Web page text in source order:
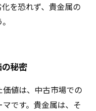
を恐れず、貴金属の
秘密
値は、中古市場での
です。貴金属は、そ